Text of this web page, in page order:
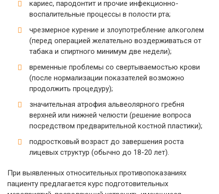
кариес, пародонтит и прочие инфекционно-
воспалительные процессы в полости рта;
чрезмерное курение и злоупотребление алкоголем
(перед операцией желательно воздерживаться от
табака и спиртного минимум две недели);
временные проблемы со свертываемостью крови
(после нормализации показателей возможно
продолжить процедуру);
значительная атрофия альвеолярного гребня
верхней или нижней челюсти (решение вопроса
посредством предварительной костной пластики);
подростковый возраст до завершения роста
лицевых структур (обычно до 18-20 лет).
При выявленных относительных противопоказаниях
пациенту предлагается курс подготовительных